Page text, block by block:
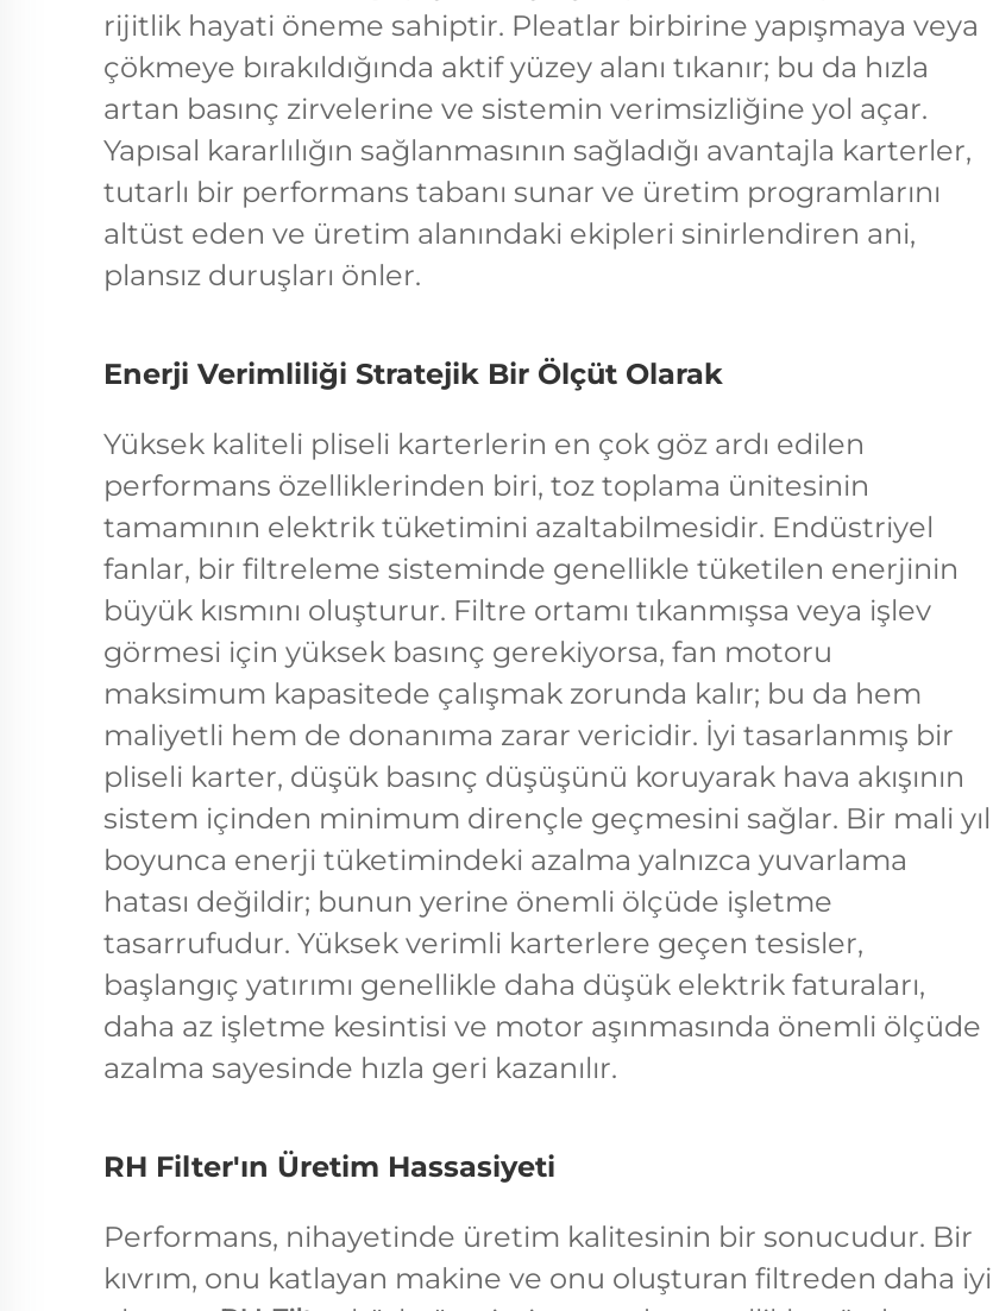
rijitlik hayati öneme sahiptir. Pleatlar birbirine yapışmaya veya
çökmeye bırakıldığında aktif yüzey alanı tıkanır; bu da hızla
artan basınç zirvelerine ve sistemin verimsizliğine yol açar.
Yapısal kararlılığın sağlanmasının sağladığı avantajla karterler,
tutarlı bir performans tabanı sunar ve üretim programlarını
altüst eden ve üretim alanındaki ekipleri sinirlendiren ani,
plansız duruşları önler.
Enerji Verimliliği Stratejik Bir Ölçüt Olarak
Yüksek kaliteli pliseli karterlerin en çok göz ardı edilen
performans özelliklerinden biri, toz toplama ünitesinin
tamamının elektrik tüketimini azaltabilmesidir. Endüstriyel
fanlar, bir filtreleme sisteminde genellikle tüketilen enerjinin
büyük kısmını oluşturur. Filtre ortamı tıkanmışsa veya işlev
görmesi için yüksek basınç gerekiyorsa, fan motoru
maksimum kapasitede çalışmak zorunda kalır; bu da hem
maliyetli hem de donanıma zarar vericidir. İyi tasarlanmış bir
pliseli karter, düşük basınç düşüşünü koruyarak hava akışının
sistem içinden minimum dirençle geçmesini sağlar. Bir mali yıl
boyunca enerji tüketimindeki azalma yalnızca yuvarlama
hatası değildir; bunun yerine önemli ölçüde işletme
tasarrufudur. Yüksek verimli karterlere geçen tesisler,
başlangıç yatırımı genellikle daha düşük elektrik faturaları,
daha az işletme kesintisi ve motor aşınmasında önemli ölçüde
azalma sayesinde hızla geri kazanılır.
RH Filter'ın Üretim Hassasiyeti
Performans, nihayetinde üretim kalitesinin bir sonucudur. Bir
kıvrım, onu katlayan makine ve onu oluşturan filtreden daha iyi